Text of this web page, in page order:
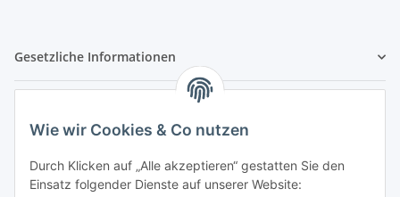
Wie wir Cookies & Co nutzen
Durch Klicken auf „Alle akzeptieren“ gestatten Sie den
Einsatz folgender Dienste auf unserer Website:
Gesetzliche Informationen